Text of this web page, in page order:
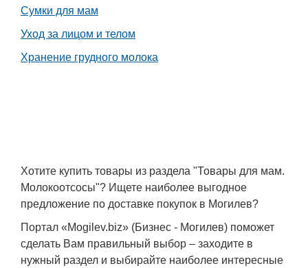
Еще
Сумки для мам
Уход за лицом и телом
Хранение грудного молока
Хотите купить товары из раздела "Товары для мам.
Молокоотсосы"? Ищете наиболее выгодное
предложение по доставке покупок в Могилев?
Портал «Mogilev.biz» (Бизнес - Могилев) поможет
сделать Вам правильный выбор – заходите в
нужный раздел и выбирайте наиболее интересные